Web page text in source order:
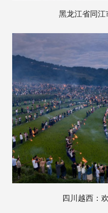
黑龙江省同江
四川越西：